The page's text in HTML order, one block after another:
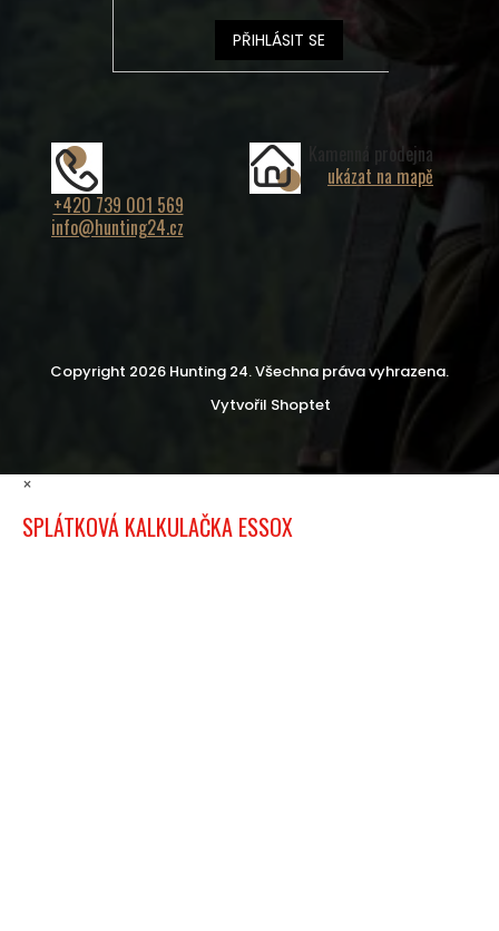
PŘIHLÁSIT SE
+420 739 001 569
info@hunting24.cz
Kamenná prodejna
ukázat na mapě
Vytvořil Shoptet
Copyright 2026 Hunting 24. Všechna práva vyhrazena.
×
SPLÁTKOVÁ KALKULAČKA ESSOX